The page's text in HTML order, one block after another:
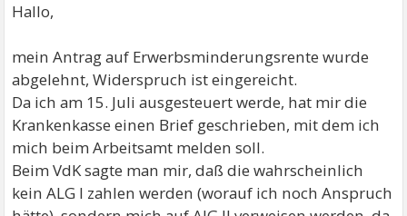
Hallo,
mein Antrag auf Erwerbsminderungsrente wurde
abgelehnt, Widerspruch ist eingereicht.
Da ich am 15. Juli ausgesteuert werde, hat mir die
Krankenkasse einen Brief geschrieben, mit dem ich
mich beim Arbeitsamt melden soll.
Beim VdK sagte man mir, daß die wahrscheinlich
kein ALG I zahlen werden (worauf ich noch Anspruch